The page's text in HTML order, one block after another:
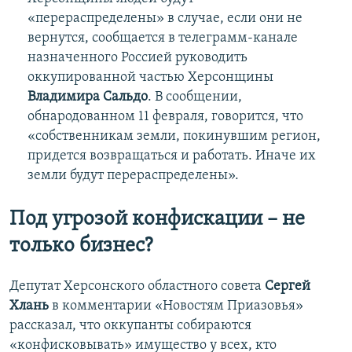
«перераспределены» в случае, если они не
вернутся, сообщается в телеграмм-канале
назначенного Россией руководить
оккупированной частью Херсонщины
Владимира Сальдо. В сообщении,
обнародованном 11 февраля, говорится, что
«собственникам земли, покинувшим регион,
придется возвращаться и работать. Иначе их
земли будут перераспределены».
Под угрозой конфискации – не
только бизнес?
Депутат Херсонского областного совета Сергей
Хлань в комментарии «Новостям Приазовья»
рассказал, что оккупанты собираются
«конфисковывать» имущество у всех, кто